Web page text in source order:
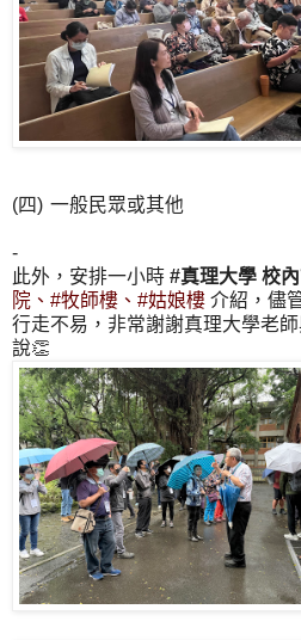
(四) 一般民眾或其他
-
此外，安排一小時 #真理大學 校
院、#牧師樓、#姑娘樓 介紹，儘
行走不易，非常謝謝真理大學老
說👏